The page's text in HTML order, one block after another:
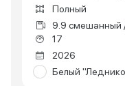
Полный
9.9 смешанный /
17
2026
Белый